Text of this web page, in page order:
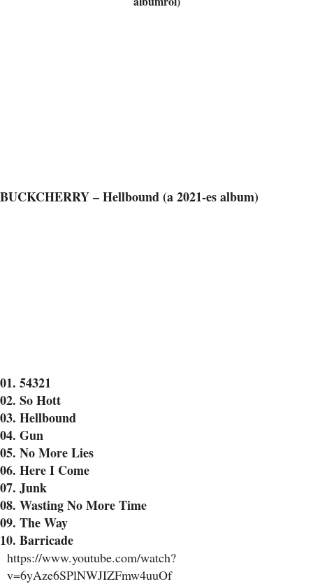
BUCKCHERRY – Hellbound (a 2021-es album)
01. 54321
02. So Hott
03. Hellbound
04. Gun
05. No More Lies
06. Here I Come
07. Junk
08. Wasting No More Time
09. The Way
10. Barricade
https://www.youtube.com/watch?
v=6yAze6SPlNWJIZFmw4uuOf